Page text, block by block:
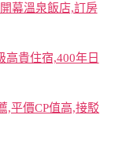
幕溫泉飯店,訂房
高貴住宿,400年日
,平價CP值高,接駁